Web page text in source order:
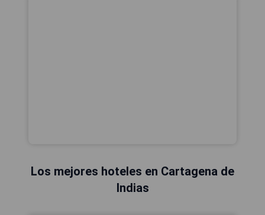
Los mejores hoteles en Cartagena de
Indias